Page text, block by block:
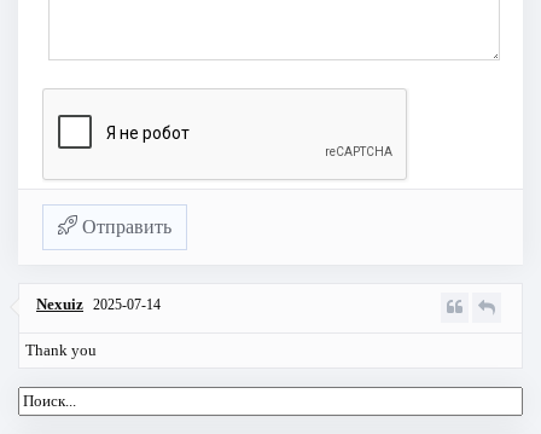
Отправить
Nexuiz 2025-07-14
Thank you